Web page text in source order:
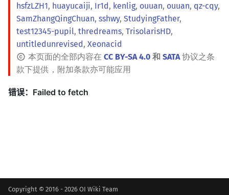
hsfzLZH1, huayucaiji, Ir1d, kenlig, ouuan, ouuan, qz-cqy,
SamZhangQingChuan, sshwy, StudyingFather,
test12345-pupil, thredreams, TrisolarisHD,
untitledunrevised, Xeonacid
本页面的全部内容在 CC BY-SA 4.0 和 SATA协议之条
款下提供，附加条款亦可能应用
Copyright © 2016 - 2026 OI Wiki Team